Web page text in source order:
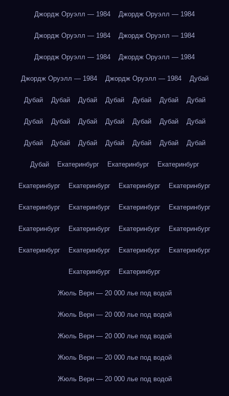
Джордж Оруэлл — 1984 Джордж Оруэлл — 1984
Джордж Оруэлл — 1984 Джордж Оруэлл — 1984
Джордж Оруэлл — 1984 Джордж Оруэлл — 1984
Джордж Оруэлл — 1984 Джордж Оруэлл — 1984 Дубай
Дубай Дубай Дубай Дубай Дубай Дубай Дубай
Дубай Дубай Дубай Дубай Дубай Дубай Дубай
Дубай Дубай Дубай Дубай Дубай Дубай Дубай
Дубай Екатеринбург Екатеринбург Екатеринбург
Екатеринбург Екатеринбург Екатеринбург Екатеринбург
Екатеринбург Екатеринбург Екатеринбург Екатеринбург
Екатеринбург Екатеринбург Екатеринбург Екатеринбург
Екатеринбург Екатеринбург Екатеринбург Екатеринбург
Екатеринбург Екатеринбург
Жюль Верн — 20 000 лье под водой
Жюль Верн — 20 000 лье под водой
Жюль Верн — 20 000 лье под водой
Жюль Верн — 20 000 лье под водой
Жюль Верн — 20 000 лье под водой